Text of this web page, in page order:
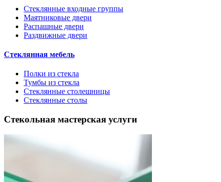
Стеклянные входные группы
Маятниковые двери
Распашные двери
Раздвижные двери
Стеклянная мебель
Полки из стекла
Тумбы из стекла
Стеклянные столешницы
Стеклянные столы
Стекольная мастерская услуги